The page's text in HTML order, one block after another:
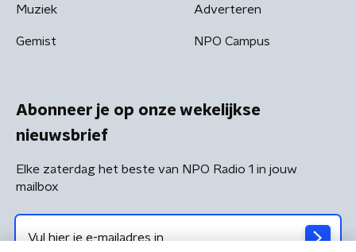
Muziek
Gemist
Adverteren
NPO Campus
Abonneer je op onze wekelijkse
nieuwsbrief
Elke zaterdag het beste van NPO Radio 1 in jouw
mailbox